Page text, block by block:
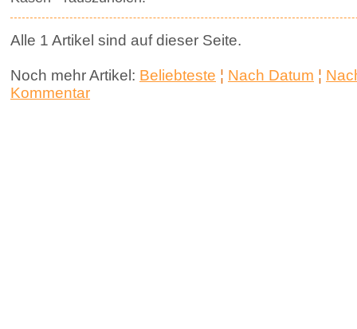
Alle 1 Artikel sind auf dieser Seite.
Noch mehr Artikel: Beliebteste ¦ Nach Datum ¦
Kommentar